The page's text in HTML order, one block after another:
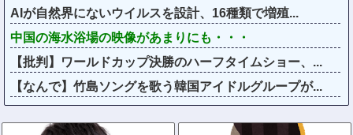
AIが自然界にないウイルスを設計、16種類で増殖...
中国の海水浴場の映像があまりにも・・・
【批判】ワールドカップ決勝のハーフタイムショー、...
【なんで】竹島ソングを歌う韓国アイドルグループが...